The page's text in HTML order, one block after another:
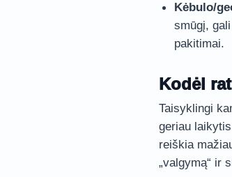
Kėbulo/
smūgį,
pakitimai.
Kodėl
Taisyklingi
geriau
reiškia
„valgymą“ ir